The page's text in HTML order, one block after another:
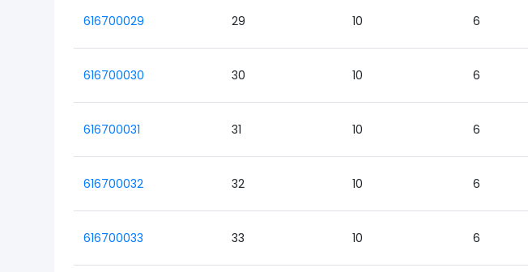
616700029 29 10 6
616700030 30 10 6
616700031 31 10 6
616700032 32 10 6
616700033 33 10 6